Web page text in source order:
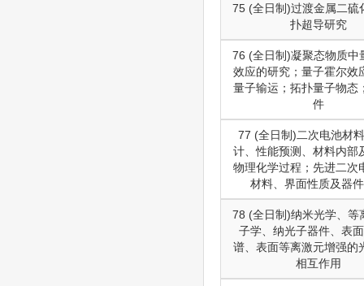
75 (全日制)过渡金属二硫
扑超导研究
76 (全日制)凝聚态物质中
效应的研究；量子霍尔效
量子输运；拓扑量子物态
件
77 (全日制)二次电池材
计、性能预测、材料内部
物理化学过程；先进二次
材料、界面性质及器
78 (全日制)纳米光学、等
子学、纳光子器件、表
谱、表面等离激元增强的
相互作用